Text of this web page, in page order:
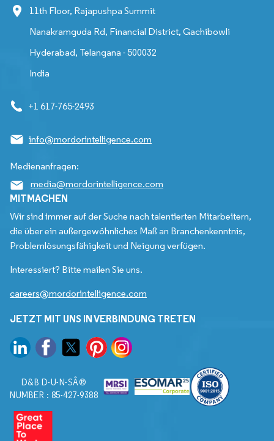
11th Floor, Rajapushpa Summit
Nanakramguda Rd, Financial District, Gachibowli
Hyderabad, Telangana - 500032
India
+1 617-765-2493
info@mordorintelligence.com
Medienanfragen:
media@mordorintelligence.com
MITMACHEN
Wir sind immer auf der Suche nach talentierten Mitarbeitern,
die über ein außergewöhnliches Maß an Branchenkenntnis,
Problemlösungsfähigkeit und Neigung verfügen.
Interessiert? Bitte mailen Sie uns.
careers@mordorintelligence.com
JETZT MIT UNS IN VERBINDUNG TRETEN
D&B D-U-N-SÂ®
NUMBER : 85-427-9388